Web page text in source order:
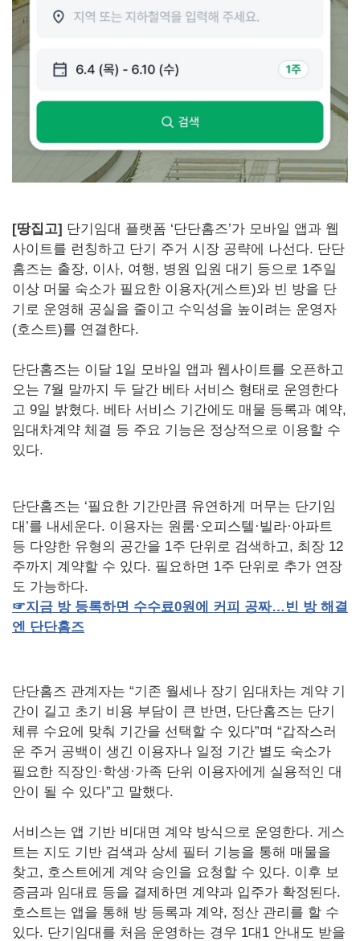
[땅집고] 단기임대 플랫폼 ‘단단홈즈’가 모바일 앱과 웹
사이트를 런칭하고 단기 주거 시장 공략에 나선다. 단단
홈즈는 출장, 이사, 여행, 병원 입원 대기 등으로 1주일
이상 머물 숙소가 필요한 이용자(게스트)와 빈 방을 단
기로 운영해 공실을 줄이고 수익성을 높이려는 운영자
(호스트)를 연결한다.
단단홈즈는 이달 1일 모바일 앱과 웹사이트를 오픈하고
오는 7월 말까지 두 달간 베타 서비스 형태로 운영한다
고 9일 밝혔다. 베타 서비스 기간에도 매물 등록과 예약,
임대차계약 체결 등 주요 기능은 정상적으로 이용할 수
있다.
단단홈즈는 ‘필요한 기간만큼 유연하게 머무는 단기임
대’를 내세운다. 이용자는 원룸·오피스텔·빌라·아파트
등 다양한 유형의 공간을 1주 단위로 검색하고, 최장 12
주까지 계약할 수 있다. 필요하면 1주 단위로 추가 연장
도 가능하다.
☞지금 방 등록하면 수수료0원에 커피 공짜…빈 방 해결
엔 단단홈즈
단단홈즈 관계자는 “기존 월세나 장기 임대차는 계약 기
간이 길고 초기 비용 부담이 큰 반면, 단단홈즈는 단기
체류 수요에 맞춰 기간을 선택할 수 있다”며 “갑작스러
운 주거 공백이 생긴 이용자나 일정 기간 별도 숙소가
필요한 직장인·학생·가족 단위 이용자에게 실용적인 대
안이 될 수 있다”고 말했다.
서비스는 앱 기반 비대면 계약 방식으로 운영한다. 게스
트는 지도 기반 검색과 상세 필터 기능을 통해 매물을
찾고, 호스트에게 계약 승인을 요청할 수 있다. 이후 보
증금과 임대료 등을 결제하면 계약과 입주가 확정된다.
호스트는 앱을 통해 방 등록과 계약, 정산 관리를 할 수
있다. 단기임대를 처음 운영하는 경우 1대1 안내도 받을